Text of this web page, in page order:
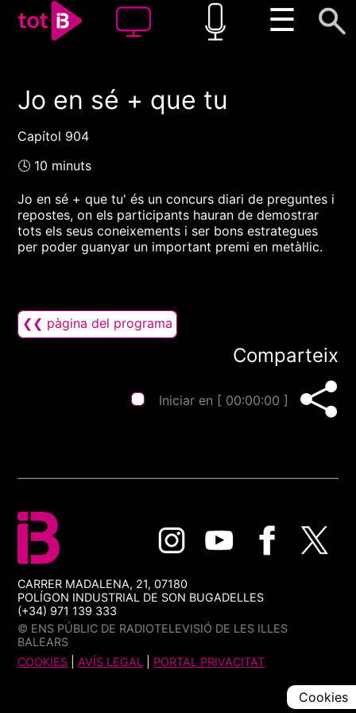
☰
00:00 00:00
Jo en sé + que tu
Capítol 904
🕓 10 minuts
Jo en sé + que tu' és un concurs diari de preguntes i
repostes, on els participants hauran de demostrar
tots els seus coneixements i ser bons estrategues
per poder guanyar un important premi en metàl·lic.
❮❮ pàgina del programa
Comparteix
Iniciar en [ 00:00:00 ]
CARRER MADALENA, 21, 07180
POLÍGON INDUSTRIAL DE SON BUGADELLES
(+34) 971 139 333
© ENS PÚBLIC DE RADIOTELEVISIÓ DE LES ILLES
BALEARS
COOKIES |AVÍS LEGAL PORTAL PRIVACITAT
Cookies